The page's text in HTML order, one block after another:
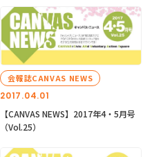
2017.04.01
会報誌CANVAS NEWS
【CANVAS NEWS】2017年4・5月号
（Vol.25）